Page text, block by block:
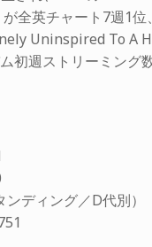
全英チャート7週1
Uninspired To A
初週ストリーミング
ディング／D代別）